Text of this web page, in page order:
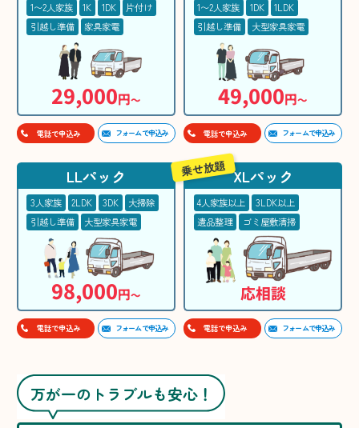
1〜2人家族 1K 1DK
片付け
引越し準備
家具家電
29,000円〜
電話で申込み フォームで申込み
1〜2人家族 1DK
1LDK
引越し準備
大型家具家電
49,000円〜
電話で申込み フォームで申込み
LLパック
3人家族 2LDK 3DK
大掃除
引越し準備
大型家具家電
98,000円〜
電話で申込み フォームで申込み
XLパック
4人家族以上
3LDK以上
遺品整理
ゴミ屋敷清掃
応相談
乗せ放題
電話で申込み フォームで申込み
万が一のトラブルも安心！